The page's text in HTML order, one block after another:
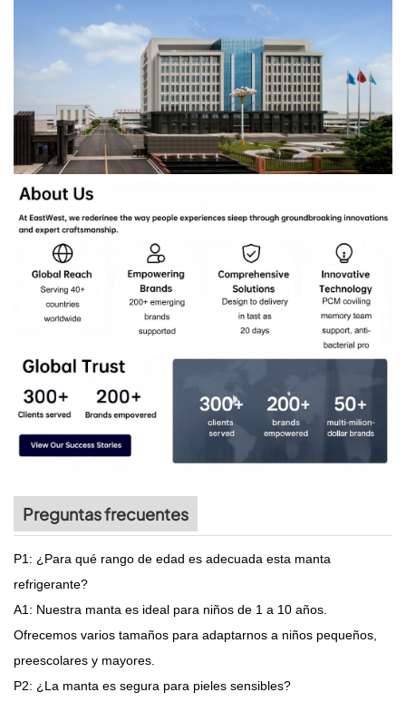
Preguntas frecuentes
P1: ¿Para qué rango de edad es adecuada esta manta
refrigerante?
A1: Nuestra manta es ideal para niños de 1 a 10 años.
Ofrecemos varios tamaños para adaptarnos a niños pequeños,
preescolares y mayores.
P2: ¿La manta es segura para pieles sensibles?